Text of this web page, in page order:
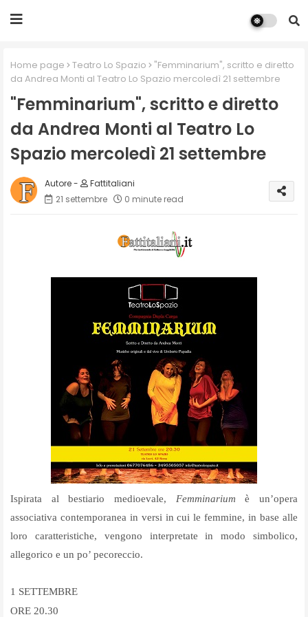
Home page Teatro Lo Spazio
"Femminarium", scritto e diretto
da Andrea Monti al Teatro Lo Spazio mercoledì 21 settembre
"Femminarium", scritto e diretto
da Andrea Monti al Teatro Lo
Spazio mercoledì 21 settembre
Fattitaliani
21 settembre
0 minute read
Ispirata al bestiario medioevale, Femminarium è un’opera
associativa contemporanea in versi in cui le femmine, in base alle
loro caratteristiche, vengono interpretate in modo simbolico,
allegorico e un po’ pecoreccio.
1 SETTEMBRE
ORE 20.30